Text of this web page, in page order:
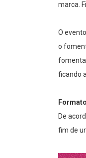
marca.
O
o
fomenta
ficando
Formato
De
fim de